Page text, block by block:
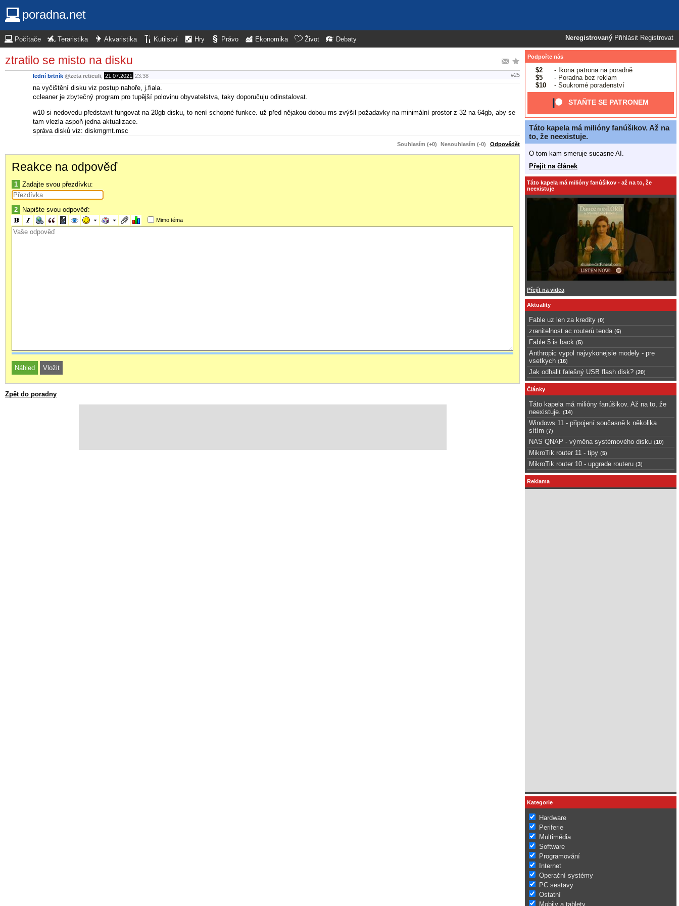
poradna.net
Neregistrovaný Přihlásit Registrovat
Počítače Teraristika Akvaristika Kutilství Hry Právo Ekonomika Život Debaty
ztratilo se misto na disku
lední brtník @zeta reticuli 21.07.2021 23:38 #25
na vyčištění disku viz postup nahoře, j.fiala.
ccleaner je zbytečný program pro tupější polovinu obyvatelstva, taky doporučuju odinstalovat.
w10 si nedovedu představit fungovat na 20gb disku, to není schopné funkce. už před nějakou dobou ms zvýšil požadavky na minimální prostor z 32 na 64gb, aby se
tam vlezla aspoň jedna aktualizace.
správa disků viz: diskmgmt.msc
Souhlasím (+0) Nesouhlasím (-0) Odpovědět
Reakce na odpověď
1 Zadajte svou přezdívku:
2 Napište svou odpověď:
Mimo téma
Zpět do poradny
Podpořte nás
$2
- Ikona patrona na poradně
$5
- Poradna bez reklam
$10
- Soukromé poradenství
STAŇTE SE PATRONEM
Táto kapela má milióny fanúšikov. Až na
to, že neexistuje.
O tom kam smeruje sucasne AI.
Přejít na článek
Táto kapela má milióny fanúšikov - až na to, že
neexistuje
Přejít na videa
Aktuality
Fable uz len za kredity (0)
zranitelnost ac routerů tenda (6)
Fable 5 is back (5)
Anthropic vypol najvykonejsie modely - pre
vsetkych (16)
Jak odhalit falešný USB flash disk? (20)
Články
Táto kapela má milióny fanúšikov. Až na to, že
neexistuje.
(14)
Windows 11 - připojení současně k několika
sítím (7)
NAS QNAP - výměna systémového disku (10)
MikroTik router 11 - tipy (5)
MikroTik router 10 - upgrade routeru (3)
Reklama
Kategorie
Hardware
Periferie
Multimédia
Software
Programování
Internet
Operační systémy
PC sestavy
Ostatní
Mobily a tablety